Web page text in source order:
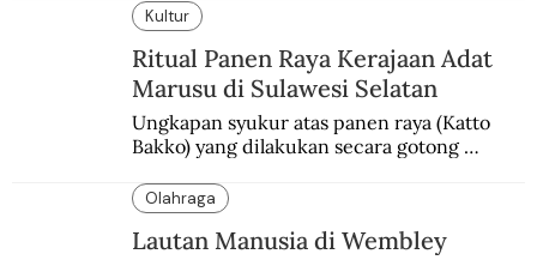
Kultur
Ritual Panen Raya Kerajaan Adat
Marusu di Sulawesi Selatan
Ungkapan syukur atas panen raya (Katto
Bakko) yang dilakukan secara gotong
Olahraga
Lautan Manusia di Wembley